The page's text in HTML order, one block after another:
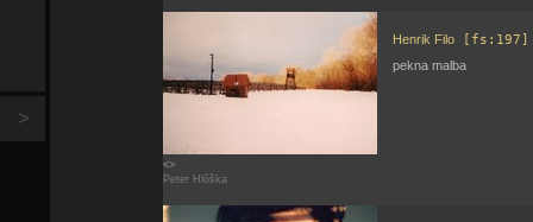
>
<>
Peter Hlôška
Henrik Filo [fs:197]
pekna malba